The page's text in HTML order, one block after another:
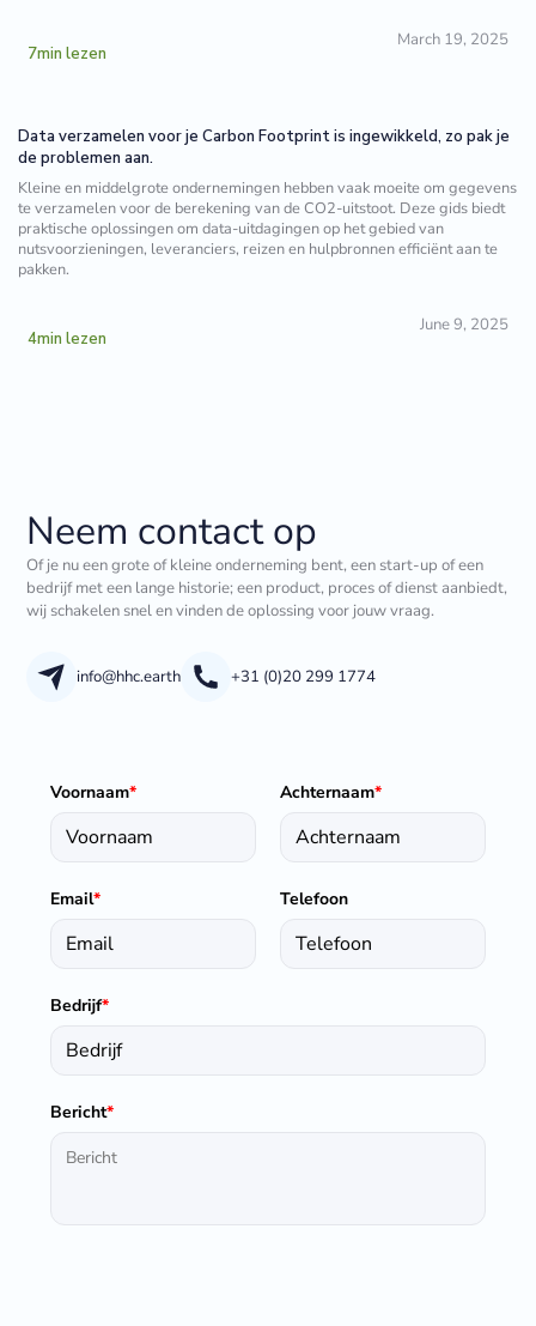
7min lezen
March 19, 2025
Data verzamelen voor je Carbon Footprint is ingewikkeld, zo pak je
de problemen aan.
Kleine en middelgrote ondernemingen hebben vaak moeite om gegevens
te verzamelen voor de berekening van de CO2-uitstoot. Deze gids biedt
praktische oplossingen om data-uitdagingen op het gebied van
nutsvoorzieningen, leveranciers, reizen en hulpbronnen efficiënt aan te
pakken.
4min lezen
June 9, 2025
Neem contact op
Of je nu een grote of kleine onderneming bent, een start-up of een
bedrijf met een lange historie; een product, proces of dienst aanbiedt,
wij schakelen snel en vinden de oplossing voor jouw vraag.
info@hhc.earth +31 (0)20 299 1774
Voornaam* Achternaam*
Email* Telefoon
Bedrijf*
Bericht*